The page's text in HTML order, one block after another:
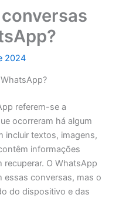
2024
referem-se a
ocorreram há algum
incluir textos, imagens,
informações
recuperar. O WhatsApp
essas conversas, mas o
do dispositivo e das